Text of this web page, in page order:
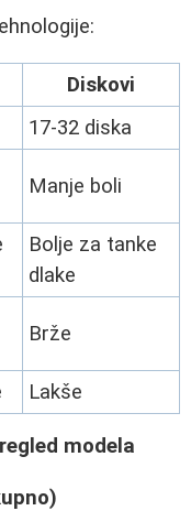
Diskovi
17-32 diska
Manje boli
Bolje za tanke
dlake
Brže
Lakše
modela